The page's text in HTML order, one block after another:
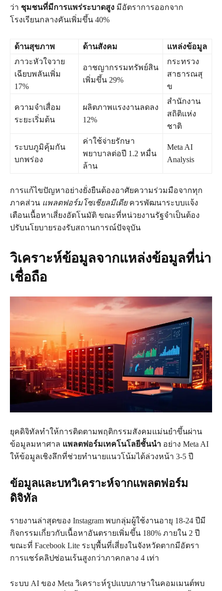
ว่า ชุมชนที่มีการแพร่ระบาดสูง มีอัตราการออกจาก
โรงเรียนกลางคันเพิ่มขึ้น 40%
ด้านสุขภาพ ด้านสังคม
แหล่งข้อมูล
ภาวะหัวใจวาย
เฉียบพลันเพิ่ม
17%
อาชญากรรมทรัพย์สิน
เพิ่มขึ้น 29%
กระทรวง
สาธารณสุ
ข
ความจำเสื่อม
ระยะเริ่มต้น
ผลิตภาพแรงงานลดลง
12%
สำนักงาน
สถิติแห่ง
ชาติ
ระบบภูมิคุ้มกัน
บกพร่อง
ค่าใช้จ่ายรักษา
พยาบาลต่อปี 1.2 หมื่น
ล้าน
Meta AI
Analysis
การแก้ไขปัญหาอย่างยั่งยืนต้องอาศัยความร่วมมือจากทุก
ภาคส่วน แพลตฟอร์มโซเชียลมีเดียควรพัฒนาระบบแจ้ง
เตือนเนื้อหาเสี่ยงอัตโนมัติ ขณะที่หน่วยงานรัฐจำเป็นต้อง
ปรับนโยบายรองรับสถานการณ์ปัจจุบัน
วิเคราะห์ข้อมูลจากแหล่งข้อมูลที่น่า
เชื่อถือ
ยุคดิจิทัลทำให้การติดตามพฤติกรรมสังคมแม่นยำขึ้นผ่าน
ข้อมูลมหาศาล แพลตฟอร์มเทคโนโลยีชั้นนำ อย่าง Meta AI
ให้ข้อมูลเชิงลึกที่ช่วยทำนายแนวโน้มได้ล่วงหน้า 3-5 ปี
ข้อมูลและบทวิเคราะห์จากแพลตฟอร์ม
ดิจิทัล
รายงานล่าสุดของ Instagram พบกลุ่มผู้ใช้งานอายุ 18-24 ปีมี
กิจกรรมเกี่ยวกับเนื้อหาอันตรายเพิ่มขึ้น 180% ภายใน 2 ปี
ขณะที่ Facebook Lite ระบุพื้นที่เสี่ยงในจังหวัดตากมีอัตรา
การแชร์คลิปซ่อนเร้นสูงกว่าภาคกลาง 4 เท่า
ระบบ AI ของ Meta วิเคราะห์รูปแบบภาษาในคอมเมนต์พบ